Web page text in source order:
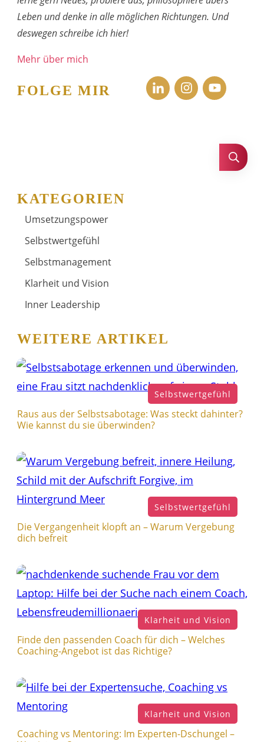
Leben und denke in alle möglichen Richtungen. Und
deswegen schreibe ich hier!
Mehr über mich
FOLGE MIR
KATEGORIEN
Umsetzungspower
Selbstwertgefühl
Selbstmanagement
Klarheit und Vision
Inner Leadership
WEITERE ARTIKEL
Selbstwertgefühl
Raus aus der Selbstsabotage: Was steckt dahinter?
Wie kannst du sie überwinden?
Selbstwertgefühl
Die Vergangenheit klopft an – Warum Vergebung
dich befreit
Klarheit und Vision
Finde den passenden Coach für dich – Welches
Coaching-Angebot ist das Richtige?
Klarheit und Vision
Coaching vs Mentoring: Im Experten-Dschungel –